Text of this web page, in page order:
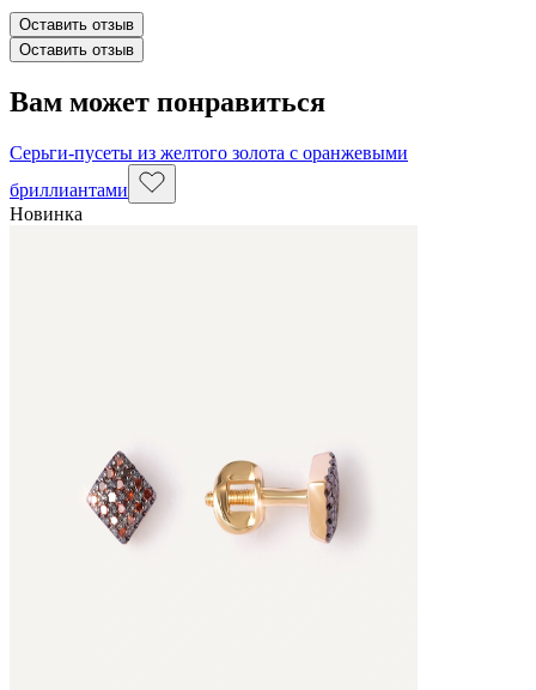
Оставить отзыв
Оставить отзыв
Вам может понравиться
Серьги-пусеты из желтого золота с оранжевыми
бриллиантами
Новинка